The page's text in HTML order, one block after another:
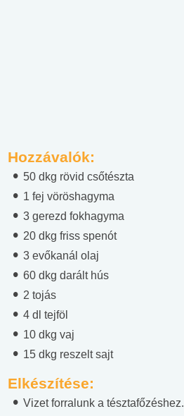
Hozzávalók:
50 dkg rövid csőtészta
1 fej vöröshagyma
3 gerezd fokhagyma
20 dkg friss spenót
3 evőkanál olaj
60 dkg darált hús
2 tojás
4 dl tejföl
10 dkg vaj
15 dkg reszelt sajt
Elkészítése:
Vizet forralunk a tésztafőzéshez.